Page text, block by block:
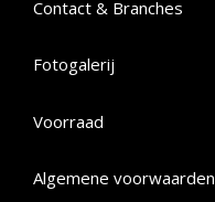
Contact & Branches
Fotogalerij
Voorraad
Algemene voorwaarden